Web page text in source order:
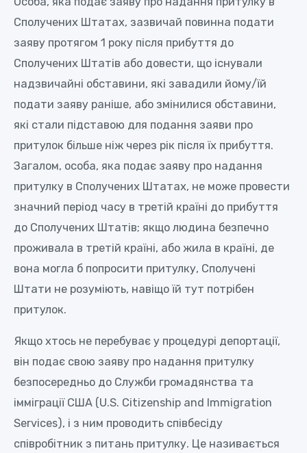
Сполучених Штатах, зазвичай повинна подати
заяву протягом 1 року після прибуття до
Сполучених Штатів або довести, що існували
надзвичайні обставини, які завадили йому/їй
подати заяву раніше, або змінилися обставини,
які стали підставою для подання заяви про
притулок більше ніж через рік після їх прибуття.
Загалом, особа, яка подає заяву про надання
притулку в Сполучених Штатах, не може провести
значний період часу в третій країні до прибуття
до Сполучених Штатів; якщо людина безпечно
проживала в третій країні, або жила в країні, де
вона могла б попросити притулку, Сполучені
Штати не розуміють, навіщо їй тут потрібен
притулок.
Якщо хтось не перебуває у процедурі депортації,
він подає свою заяву про надання притулку
безпосередньо до Служби громадянства та
імміграції США (U.S. Citizenship and Immigration
Services), і з ним проводить співбесіду
співробітник з питань притулку. Це називається